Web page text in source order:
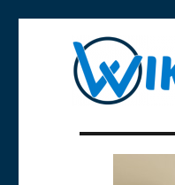
Wikifen